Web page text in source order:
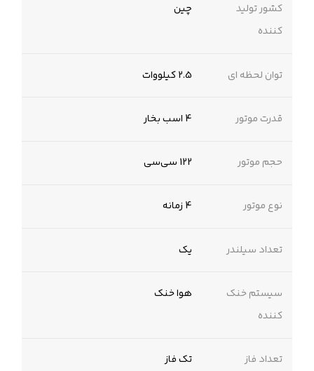
کشور تولید
کننده
چین
توان لحظه ای 2.5 کیلووات
قدرت موتور 4 اسب بخار
حجم موتور 122 سی‌سی
نوع موتور 4 زمانه
تعداد سیلندر یک
سیستم خنک
کننده
هوا خنک
تعداد فاز تک فاز